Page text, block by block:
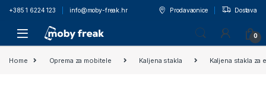
+385 1 6224 123 info@moby-freak.hr Prodavaonice Dostava
0
Home Oprema za mobitele Kaljena stakla Kaljena stakla za